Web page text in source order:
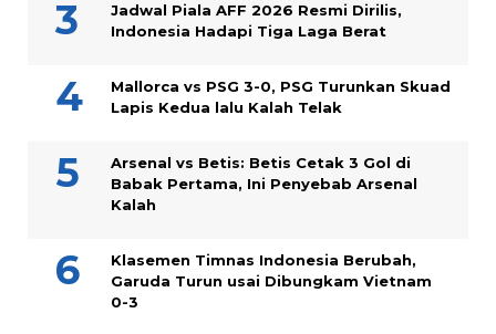
Jadwal Piala AFF 2026 Resmi Dirilis,
Indonesia Hadapi Tiga Laga Berat
Mallorca vs PSG 3-0, PSG Turunkan Skuad
Lapis Kedua lalu Kalah Telak
Arsenal vs Betis: Betis Cetak 3 Gol di
Babak Pertama, Ini Penyebab Arsenal
Kalah
Klasemen Timnas Indonesia Berubah,
Garuda Turun usai Dibungkam Vietnam
0-3